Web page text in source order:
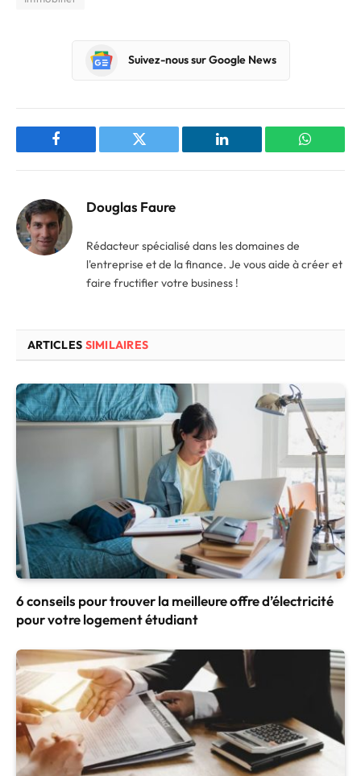
Suivez-nous sur Google News
Facebook Twitter LinkedIn
Douglas Faure
Rédacteur spécialisé dans les domaines de
l'entreprise et de la finance. Je vous aide à créer et
faire fructifier votre business !
ARTICLES SIMILAIRES
6 conseils pour trouver la meilleure offre d’électricité
pour votre logement étudiant